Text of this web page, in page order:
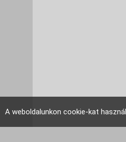
A weboldalunkon cookie-kat